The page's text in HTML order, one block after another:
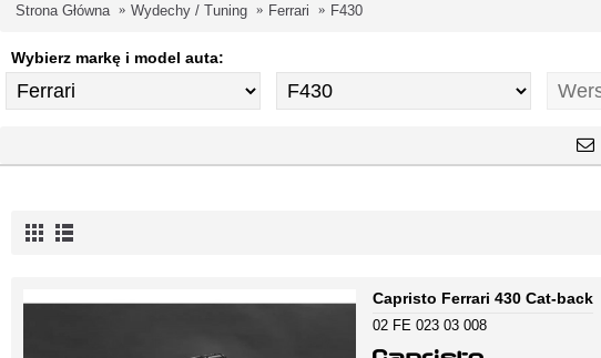
Strona Główna Wydechy / Tuning Ferrari F430
Wybierz markę i model auta:
Capristo Ferrari 430 Cat-back
02 FE 023 03 008